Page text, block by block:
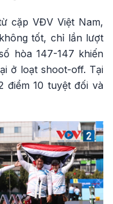
cặp VĐV Việt Nam,
tốt, chỉ lần lượt
hòa 147-147 khiến
ở loạt shoot-off. Tại
điểm 10 tuyệt đối và